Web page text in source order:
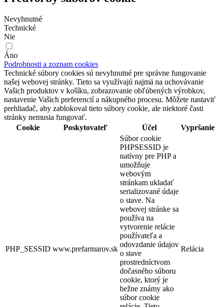
Nevyhnutné
Technické
Nie
Áno
Podrobnosti a zoznam cookies
Technické súbory cookies sú nevyhnutné pre správne fungovanie
našej webovej stránky. Tieto sa využívajú najmä na uchovávanie
Vašich produktov v košíku, zobrazovanie obľúbených výrobkov,
nastavenie Vašich preferencií a nákupného procesu. Môžete nastaviť
prehliadač, aby zablokoval tieto súbory cookie, ale niektoré časti
stránky nemusia fungovať.
Cookie
Poskytovateľ Účel Vypršanie
PHP_SESSID www.prefarmarov.sk
Súbor cookie
PHPSESSID je
natívny pre PHP a
umožňuje
webovým
stránkam ukladať
serializované údaje
o stave. Na
webovej stránke sa
používa na
vytvorenie relácie
používateľa a
odovzdanie údajov
o stave
prostredníctvom
dočasného súboru
cookie, ktorý je
bežne známy ako
súbor cookie
Relácia